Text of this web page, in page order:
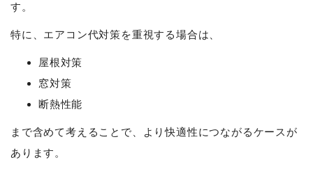
す。
特に、エアコン代対策を重視する場合は、
屋根対策
窓対策
断熱性能
まで含めて考えることで、より快適性につながるケースが
あります。